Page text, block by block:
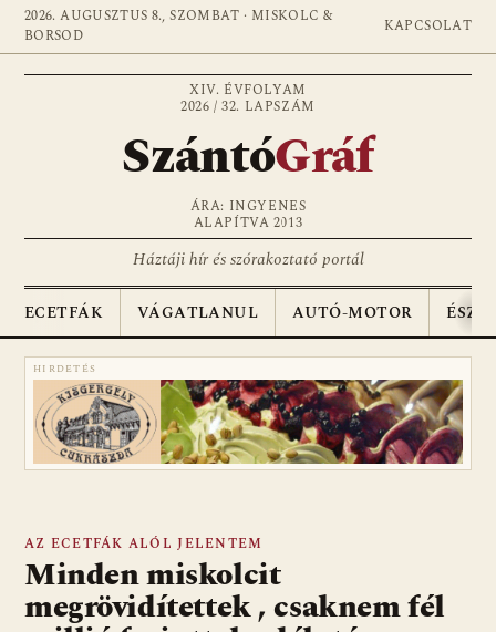
2026. AUGUSZTUS 8., SZOMBAT · MISKOLC &
BORSOD
KAPCSOLAT
XIV. ÉVFOLYAM
2026 / 32. LAPSZÁM
SzántóGráf
ÁRA: INGYENES
ALAPÍTVA 2013
Háztáji hír és szórakoztató portál
ECETFÁK VÁGATLANUL AUTÓ-MOTOR
HIRDETÉS
AZ ECETFÁK ALÓL JELENTEM
Minden miskolcit
megrövidítettek , csaknem fél